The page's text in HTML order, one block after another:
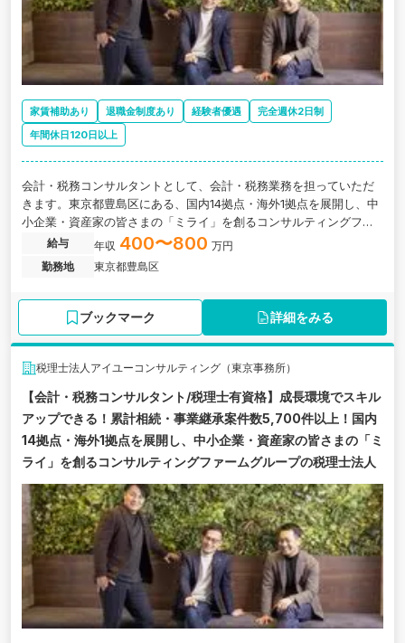
家賃補助あり 退職金制度あり 経験者優遇
完全週休2日制
年間休日120日以上
会計・税務コンサルタントとして、会計・税務業務を担っていただ
きます。東京都豊島区にある、国内14拠点・海外1拠点を展開し、中
小企業・資産家の皆さまの「ミライ」を創るコンサルティングファ
ームの求人です。
給与 年収 400〜800 万円
勤務地
東京都豊島区
ブックマーク 詳細をみる
税理士法人アイユーコンサルティング（東京事務所）
【会計・税務コンサルタント/税理士有資格】成長環境でスキル
アップできる！累計相続・事業継承案件数5,700件以上！国内
14拠点・海外1拠点を展開し、中小企業・資産家の皆さまの「ミ
ライ」を創るコンサルティングファームグループの税理士法人